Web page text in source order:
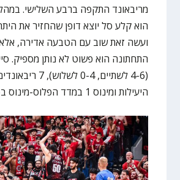
מריבאונד התקפה ברבע השלישי.
הוא קלע סל יוצא דופן שהחזיר את
ועשה זאת שוב עם הטבעה אדירה,
היעילות ומינוס 1 במדד הפלוס-מינוס ב-34 דקות.